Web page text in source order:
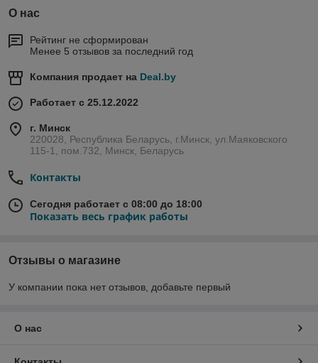
О нас
Рейтинг не сформирован
Менее 5 отзывов за последний год
Компания продает на Deal.by
Работает с 25.12.2022
г. Минск
220028, Республика Беларусь, г.Минск, ул.Маяковского
115-1, пом.732, Минск, Беларусь
Контакты
Сегодня работает с 08:00 до 18:00
Показать весь график работы
Отзывы о магазине
У компании пока нет отзывов, добавьте первый
О нас